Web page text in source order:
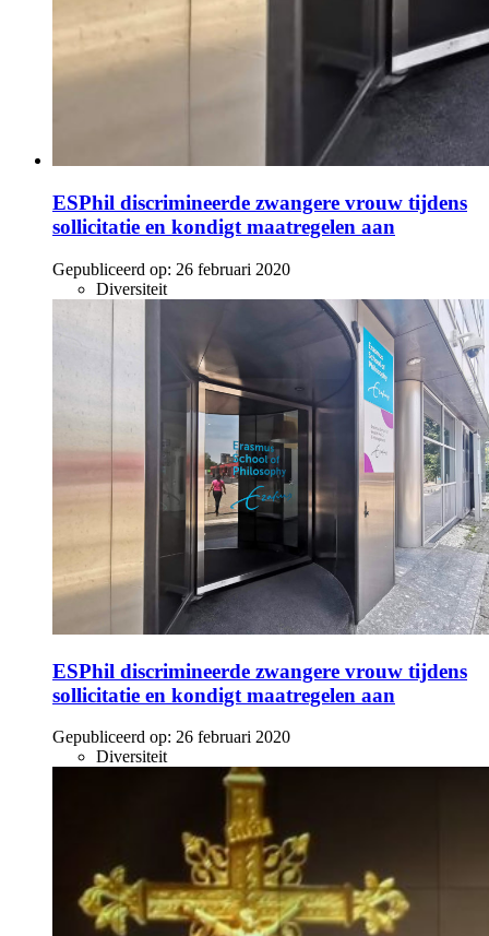
ESPhil discrimineerde zwangere vrouw tijdens
sollicitatie en kondigt maatregelen aan
Gepubliceerd op: 26 februari 2020
Diversiteit
ESPhil discrimineerde zwangere vrouw tijdens
sollicitatie en kondigt maatregelen aan
Gepubliceerd op: 26 februari 2020
Diversiteit